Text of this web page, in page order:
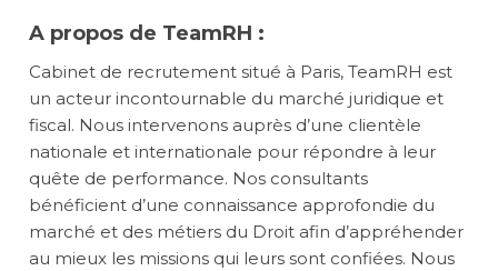
A propos de TeamRH :
Cabinet de recrutement situé à Paris,TeamRH est
un acteur incontournable du marché juridique et
fiscal. Nous intervenons auprès d’une clientèle
nationale et internationale pour répondre à leur
quête de performance. Nos consultants
bénéficient d’une connaissance approfondie du
marché et des métiers du Droit afin d’appréhender
au mieux les missions qui leurs sont confiées. Nous